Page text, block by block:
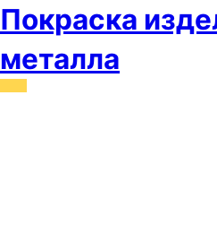
Покраска
металла